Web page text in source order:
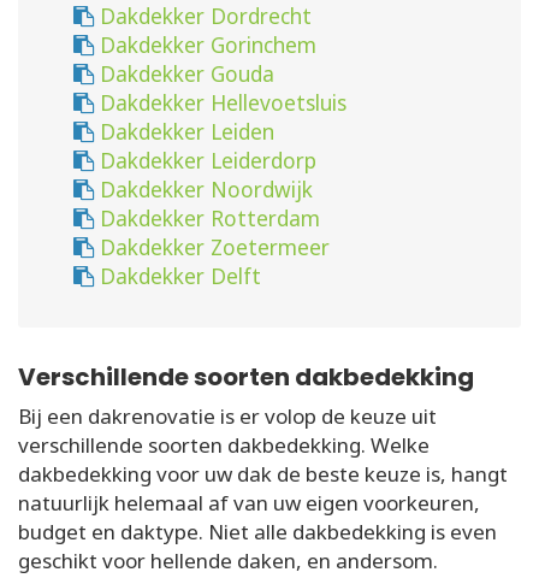
Dakdekker Dordrecht
Dakdekker Gorinchem
Dakdekker Gouda
Dakdekker Hellevoetsluis
Dakdekker Leiden
Dakdekker Leiderdorp
Dakdekker Noordwijk
Dakdekker Rotterdam
Dakdekker Zoetermeer
Dakdekker Delft
Verschillende soorten dakbedekking
Bij een dakrenovatie is er volop de keuze uit
verschillende soorten dakbedekking. Welke
dakbedekking voor uw dak de beste keuze is, hangt
natuurlijk helemaal af van uw eigen voorkeuren,
budget en daktype. Niet alle dakbedekking is even
geschikt voor hellende daken, en andersom.